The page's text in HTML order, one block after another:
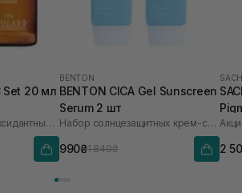
Set 20 мл
Осветляющий, антиоксидантный и омолаживающий набор
BENTON
BENTON CICA Gel Sunscreen
Serum 2 шт
Набор солнцезащитных крем-сывороток
990₴1 840₴ 2